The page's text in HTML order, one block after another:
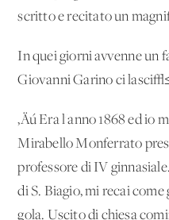
scritto e recitato un
In quei giorni avvenne un
Giovanni Garino ci
‚Äú Era l'anno 1868 ed io
Mirabello Monferrato
professore di IV
di S. Biagio, mi recai
gola. Uscito di chiesa